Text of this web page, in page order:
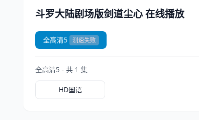
斗罗大陆剧场版剑道尘心 在线播放
全高清5 测速失败
全高清5 - 共 1 集
HD国语